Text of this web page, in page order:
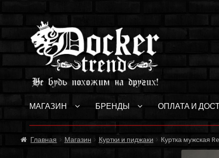
Перейти
к
навигации
Перейти
к
содержимому
МАГАЗИН БРЕНДЫ ОПЛАТА И
Главная Магазин Куртки и пиджаки Куртка мужская